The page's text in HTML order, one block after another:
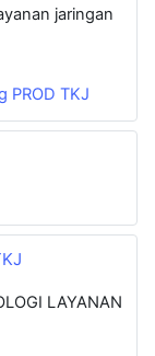
jaringan
PROD TKJ
LAYANAN